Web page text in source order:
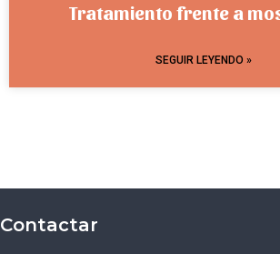
Tratamiento frente a
SEGUIR LEYENDO »
Contactar